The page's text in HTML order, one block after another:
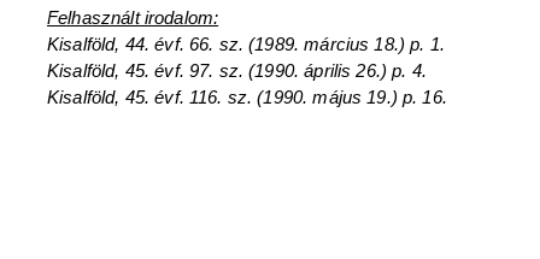
Felhasznált irodalom:
Kisalföld, 44. évf. 66. sz. (1989. március 18.) p. 1.
Kisalföld, 45. évf. 97. sz. (1990. április 26.) p. 4.
Kisalföld, 45. évf. 116. sz. (1990. május 19.) p. 16.